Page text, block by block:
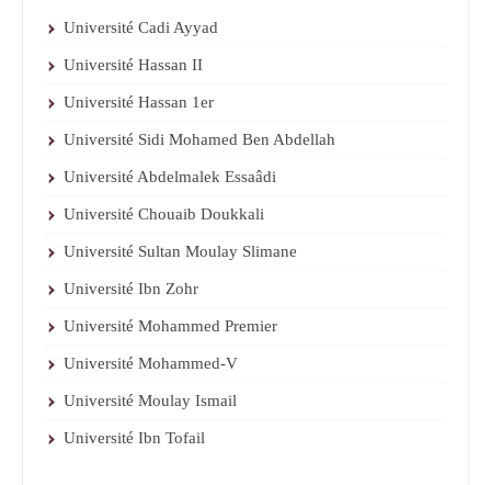
Université Cadi Ayyad
Université Hassan II
Université Hassan 1er
Université Sidi Mohamed Ben Abdellah
Université Abdelmalek Essaâdi
Université Chouaib Doukkali
Université Sultan Moulay Slimane
Université Ibn Zohr
Université Mohammed Premier
Université Mohammed-V
Université Moulay Ismail
Université Ibn Tofail